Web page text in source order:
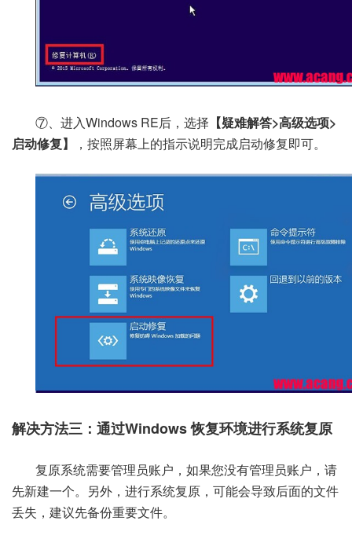
⑦、进入Windows RE后，选择 【疑难解答>高级选项>
启动修复】
，按照屏幕上的指示说明完成启动修复即可。
解决方法三：通过Windows 恢复环境进行系统复原
复原系统需要管理员账户，如果您没有管理员账户，请
先新建一个。另外，进行系统复原，可能会导致后面的文件
丢失，建议先备份重要文件。